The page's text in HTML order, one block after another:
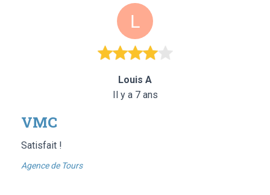
Louis A
Il y a 7 ans
VMC
Satisfait !
Agence de Tours